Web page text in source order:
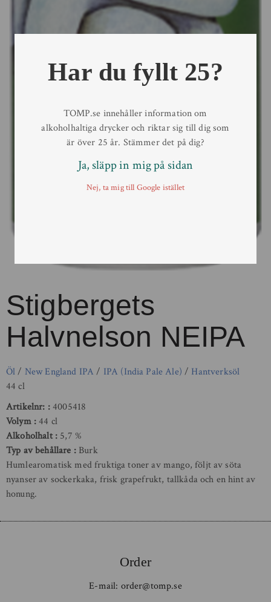
Stigbergets
Halvnelson NEIPA
Öl/ New England IPA / IPA (India Pale Ale) / Hantverksöl
44 cl
Artikelnr:
4005418
Volym 44 cl
Alkoholhalt
5,7 %
Typ av behållare
Burk
Humlearomatisk med fruktiga toner av mango, följt av söta
nyanser av sockerkaka, frisk grapefrukt, tallkåda och en hint av
honung.
Order
E-mail: order@tomp.se
Har du fyllt 25?
TOMP.se innehåller information om
alkoholhaltiga drycker och riktar sig till dig som
är över 25 år. Stämmer det på dig?
Ja, släpp in mig på sidan
Nej, ta mig till Google istället